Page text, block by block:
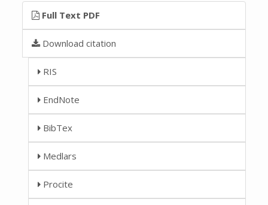
Full Text PDF
Download citation
RIS
EndNote
BibTex
Medlars
Procite